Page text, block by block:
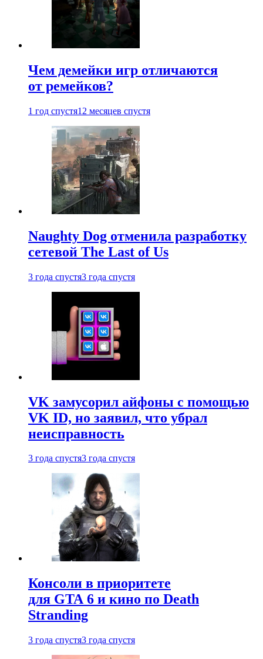
Чем демейки игр отличаются
от ремейков?
1 год спустя12 месяцев спустя
Naughty Dog отменила разработку
сетевой The Last of Us
3 года спустя3 года спустя
VK замусорил айфоны с помощью
VK ID, но заявил, что убрал
неисправность
3 года спустя3 года спустя
Консоли в приоритете
для GTA 6 и кино по Death
Stranding
3 года спустя3 года спустя